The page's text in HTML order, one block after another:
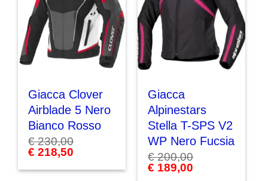
Giacca Clover
Airblade 5 Nero
Bianco Rosso
€230,00
Il
prezzo
era:
€ 218,50
è:
Giacca
Alpinestars
Stella T-SPS V2
WP Nero Fucsia
€200,00
Il
prezzo
€ 189,00